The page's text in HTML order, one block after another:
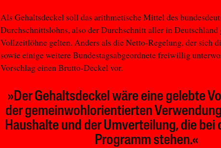
Als Gehaltsdeckel soll das arithmetische Mittel des
Durchschnittslohns, also der Durchschnitt aller in Deutschland
Vollzeitlöhne gelten. Anders als die Netto-Regelung, der sich
sowie einige weitere Bundestagsabgeordnete freiwillig
Vorschlag einen Brutto-Deckel vor.
»Der Gehaltsdeckel wäre eine gelebte
der gemeinwohlorientierten
Haushalte und der Umverteilung, die bei
Programm stehen.«